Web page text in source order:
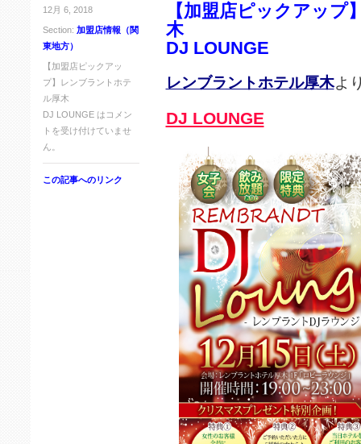
12月 6, 2018
Section: 加盟店情報（関
東地方）
【加盟店ピックアッ
プ】レンブラントホテ
ル厚木
DJ LOUNGE は コメン
トを受け付けていませ
ん。
この記事へのリンク
【加盟店ピックアッ
木
DJ LOUNGE
レンブラントホテル厚木よ
DJ LOUNGE